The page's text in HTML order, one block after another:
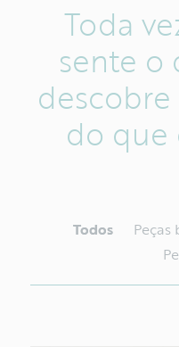
Toda
sente o
descobre
do que
Todos Peças